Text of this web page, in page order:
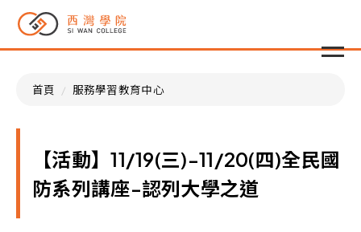
首頁 服務學習教育中心
【活動】11/19(三)-11/20(四)全民國
防系列講座-認列大學之道